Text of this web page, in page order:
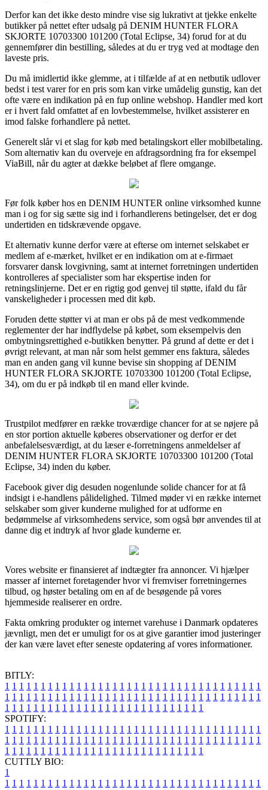
Derfor kan det ikke desto mindre vise sig lukrativt at tjekke enkelte
butikker på nettet efter udsalg på DENIM HUNTER FLORA
SKJORTE 10703300 101200 (Total Eclipse, 34) forud for at du
gennemfører din bestilling, således at du er tryg ved at modtage den
laveste pris.
Du må imidlertid ikke glemme, at i tilfælde af at en netbutik udlover
bedst i test varer for en pris som kan virke umådelig gunstig, kan det
ofte være en indikation på en fup online webshop. Handler med kort
er i hvert fald omfattet af en lovbestemmelse, hvilket assisterer en
imod falske forhandlere på nettet.
Generelt slår vi et slag for køb med betalingskort eller mobilbetaling.
Som alternativ kan du overveje en afdragsordning fra for eksempel
ViaBill, når du agter at dække beløbet af flere omgange.
Før folk køber hos en DENIM HUNTER online virksomhed kunne
man i og for sig sætte sig ind i forhandlerens betingelser, det er dog
undertiden en tidskrævende opgave.
Et alternativ kunne derfor være at efterse om internet selskabet er
medlem af e-mærket, hvilket er en indikation om at e-firmaet
forsvarer dansk lovgivning, samt at internet forretningen undertiden
kontrolleres af specialister som har ekspertise inden for
retningslinjerne. Det er en rigtig god genvej til støtte, ifald du får
vanskeligheder i processen med dit køb.
Foruden dette støtter vi at man er obs på de mest vedkommende
reglementer der har indflydelse på købet, som eksempelvis den
ombytningsrettighed e-butikken benytter. På grund af dette er det i
øvrigt relevant, at man når som helst gemmer ens faktura, således
man en anden gang vil kunne bevise sin shopping af DENIM
HUNTER FLORA SKJORTE 10703300 101200 (Total Eclipse,
34), om du er på indkøb til en mand eller kvinde.
Trustpilot medfører en række troværdige chancer for at se nøjere på
en stor portion aktuelle køberes observationer og derfor er det
anbefalelsesværdigt, at du læser e-forretningens anmeldelser af
DENIM HUNTER FLORA SKJORTE 10703300 101200 (Total
Eclipse, 34) inden du køber.
Facebook giver dig desuden nogenlunde solide chancer for at få
indsigt i e-handlens pålidelighed. Tilmed møder vi en række internet
selskaber som giver kunderne mulighed for at udforme en
bedømmelse af virksomhedens service, som også bør anvendes til at
danne dig et indtryk af hvor glade kunderne er.
Vores website er finansieret af indtægter fra annoncer. Vi hjælper
masser af internet foretagender hvor vi fremviser forretningernes
tilbud, og høster betaling om en af de besøgende på vores
hjemmeside realiserer en ordre.
Fakta omkring produkter og internet varehuse i Danmark opdateres
jævnligt, men det er umuligt for os at give garantier imod justeringer
der kan være lavet efter seneste opdatering af vores informationer.
BITLY:
1 1 1 1 1 1 1 1 1 1 1 1 1 1 1 1 1 1 1 1 1 1 1 1 1 1 1 1 1 1 1 1 1 1 1 1
1 1 1 1 1 1 1 1 1 1 1 1 1 1 1 1 1 1 1 1 1 1 1 1 1 1 1 1 1 1 1 1 1 1 1 1
1 1 1 1 1 1 1 1 1 1 1 1 1 1 1 1 1 1 1 1 1 1 1 1 1 1 1 1
SPOTIFY:
1 1 1 1 1 1 1 1 1 1 1 1 1 1 1 1 1 1 1 1 1 1 1 1 1 1 1 1 1 1 1 1 1 1 1 1
1 1 1 1 1 1 1 1 1 1 1 1 1 1 1 1 1 1 1 1 1 1 1 1 1 1 1 1 1 1 1 1 1 1 1 1
1 1 1 1 1 1 1 1 1 1 1 1 1 1 1 1 1 1 1 1 1 1 1 1 1 1 1 1
CUTTLY BIO:
1
1 1 1 1 1 1 1 1 1 1 1 1 1 1 1 1 1 1 1 1 1 1 1 1 1 1 1 1 1 1 1 1 1 1 1 1